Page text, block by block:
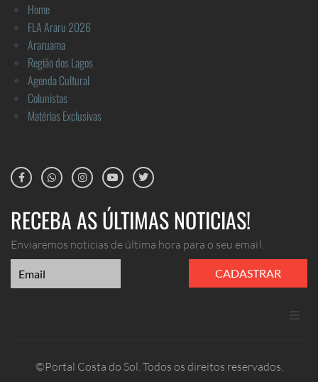
Home
FLA Araru 2026
Araruama
Região dos Lagos
Agenda Cultural
Colunistas
Matérias Exclusivas
RECEBA AS ÚLTIMAS NOTICIAS!
Enviaremos noticias de última hora para o seu email.
CADASTRAR
©Portal Costa do Sol. Todos os direitos reservados.